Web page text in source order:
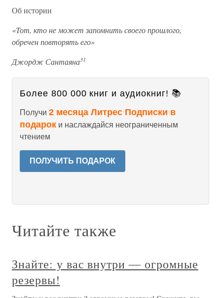
Об истории
«Тот, кто не может запомнить своего прошлого,
обречен повторять его»
Джордж Сантаяна31
Более 800 000 книг и аудиокниг! 📚
Получи 2 месяца Литрес Подписки в
подарок и наслаждайся неограниченным
чтением
ПОЛУЧИТЬ ПОДАРОК
Читайте также
Знайте: у вас внутри ― огромные
резервы!